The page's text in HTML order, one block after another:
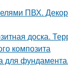
ПВХ.
доска.
композита
для